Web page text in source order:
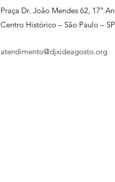
Praça Dr. João Mendes 62, 17º
Centro Histórico – São Paulo –
atendimento@djxideagosto.org